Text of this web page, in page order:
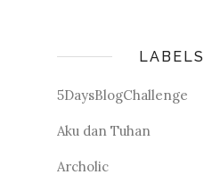
LABELS
5DaysBlogChallenge
Aku dan Tuhan
Archolic